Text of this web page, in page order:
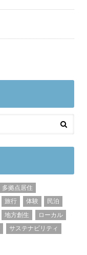
多拠点居住
旅行 体験
民泊
地方創生
ローカル
サステナビリティ